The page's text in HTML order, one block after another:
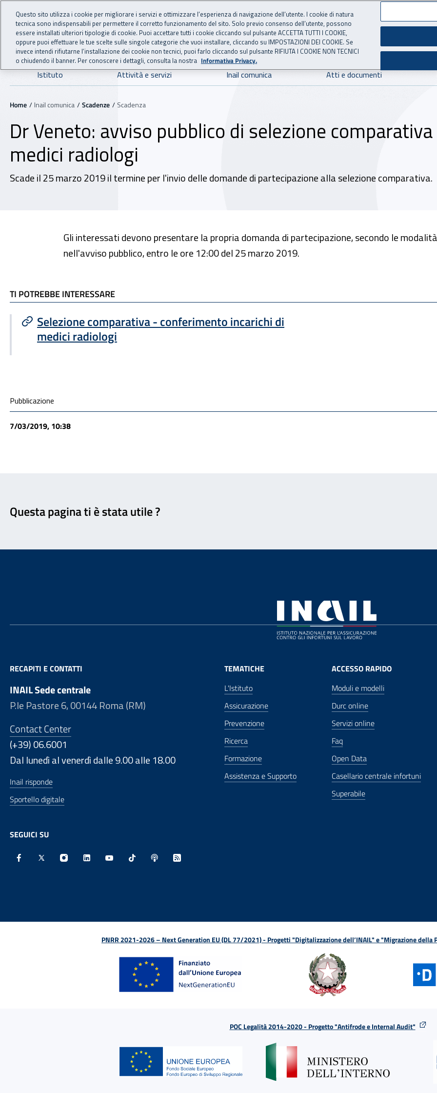
Vai al menu principale
Vai al contenuto principale
INAIL - Istituto Nazionale per l'Assicurazione
Navigazione principale
Istituto Attività e servizi Inail comunica Atti e documenti
Navigazione - Ti trovi in:
Home Inail comunica Scadenze Scadenza
Dr Veneto: avviso pubblico di selezione
medici radiologi
Scade il 25 marzo 2019 il termine per l'invio delle domande di partecipazione alla selezione comparativa.
Gli interessati devono presentare la propria domanda di partecipazione, secondo le
nell'avviso pubblico, entro le ore 12:00 del 25 marzo 2019.
TI POTREBBE INTERESSARE
TI POTREBBE INTERESSARE
Selezione comparativa - conferimento incarichi di
medici radiologi
Condivisione social
Pubblicazione
7/03/2019, 10:38
Questa pagina ti è stata utile ?
RECAPITI E CONTATTI
INAIL Sede centrale
P.le Pastore 6, 00144 Roma (RM)
Contact Center
(+39) 06.6001
Dal lunedì al venerdì dalle 9.00 alle 18.00
Inail risponde
Sportello digitale
SEGUICI SU
TEMATICHE
L'Istituto
Assicurazione
Prevenzione
Ricerca
Formazione
Assistenza e Supporto
ACCESSO RAPIDO
Moduli e modelli
Durc online
Servizi online
Faq
Open Data
Casellario centrale infortuni
Superabile
PNRR 2021-2026 – Next Generation EU (DL 77/2021) - Progetti "Digitalizzazione dell’INAIL" e "Migrazione della
POC Legalità 2014-2020 - Progetto "Antifrode e Internal Audit"
Questo sito utilizza i cookie per migliorare i servizi e ottimizzare l’esperienza di navigazione dell’utente. I cookie di natura
tecnica sono indispensabili per permettere il corretto funzionamento del sito. Solo previo consenso dell’utente, possono
essere installati ulteriori tipologie di cookie. Puoi accettare tutti i cookie cliccando sul pulsante ACCETTA TUTTI I COOKIE,
oppure puoi effettuare le tue scelte sulle singole categorie che vuoi installare, cliccando su IMPOSTAZIONI DEI COOKIE. Se
invece intendi rifiutarne l’installazione dei cookie non tecnici, puoi farlo cliccando sul pulsante RIFIUTA I COOKIE NON TECNICI
o chiudendo il banner. Per conoscere i dettagli, consulta la nostra Informativa Privacy.